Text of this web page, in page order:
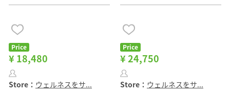
Price
¥ 18,480
Store： ウェルネスをサ...
Price
¥ 24,750
Store： ウェルネスをサ...